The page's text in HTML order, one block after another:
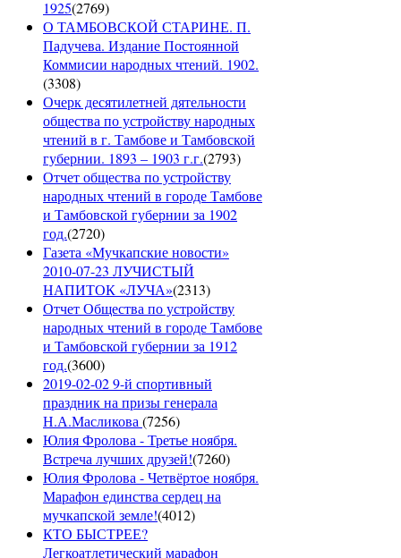
1925(2769)
О ТАМБОВСКОЙ СТАРИНЕ. П.
Падучева. Издание Постоянной
Коммисии народных чтений. 1902.
(3308)
Очерк десятилетней дятельности
общества по устройству народных
чтений в г. Тамбове и Тамбовской
губернии. 1893 – 1903 г.г.(2793)
Отчет общества по устройству
народных чтений в городе Тамбове
и Тамбовской губернии за 1902
год.(2720)
Газета «Мучкапские новости»
2010-07-23 ЛУЧИСТЫЙ
НАПИТОК «ЛУЧА»(2313)
Отчет Общества по устройству
народных чтений в городе Тамбове
и Тамбовской губернии за 1912
год.(3600)
2019-02-02 9-й спортивный
праздник на призы генерала
Н.А.Масликова(7256)
Юлия Фролова - Третье ноября.
Встреча лучших друзей!(7260)
Юлия Фролова - Четвёртое ноября.
Марафон единства сердец на
мучкапской земле!(4012)
КТО БЫСТРЕЕ?
Легкоатлетический марафон